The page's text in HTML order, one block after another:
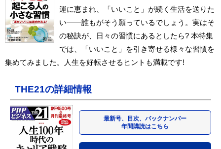
運に恵まれ、「いいこと」が続く生活を送りた
い――誰もがそう願っているでしょう。実はそ
の秘訣が、日々の習慣にあるとしたら? 本特集
では、「いいこと」を引き寄せる様々な習慣を
集めてみました。人生を好転させるヒントも満載です!
THE21の詳細情報
最新号、目次、バックナンバー
年間購読はこちら